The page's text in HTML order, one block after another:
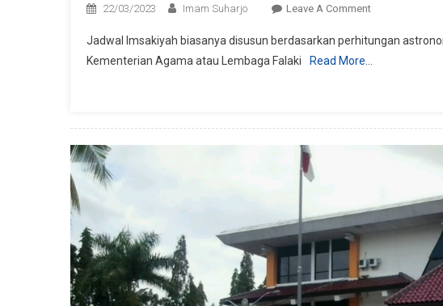
22/03/2023 Imam Suharjo Leave A CommentOn
Imsakiyah
2023
Dan
Jadwal Imsakiyah biasanya disusun berdasarkan perhitungan
Kementerian Agama atau Lembaga Falaki
Read More…